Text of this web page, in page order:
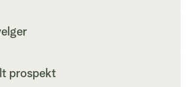
prospekt